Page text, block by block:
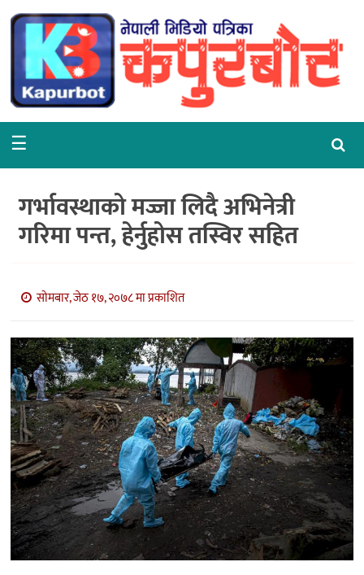
गृहपृष्ठ
समाचार
राजनीति
वरपर
शिक्षा
विचार
मनोरञ्जन
खेल
प्रविधि
भिडियो
☰
गर्भावस्थाको मज्जा लिदै अभिनेत्री
गरिमा पन्त, हेर्नुहोस तस्विर सहित
सोमबार, जेठ १७, २०७८ मा प्रकाशित